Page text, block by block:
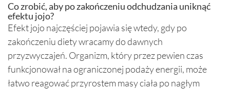
Co zrobić, aby po zakończeniu odchudzania uniknąć
efektu jojo?
Efekt jojo najczęściej pojawia się wtedy, gdy po
zakończeniu diety wracamy do dawnych
przyzwyczajeń. Organizm, który przez pewien czas
funkcjonował na ograniczonej podaży energii, może
łatwo reagować przyrostem masy ciała po nagłym